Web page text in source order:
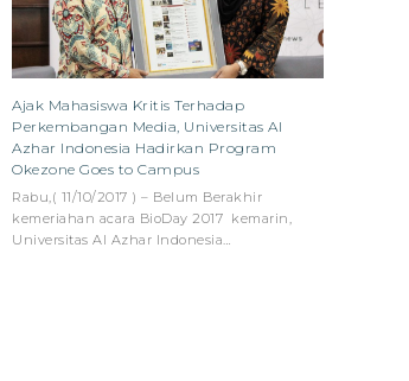
Ajak Mahasiswa Kritis Terhadap
Perkembangan Media, Universitas Al
Azhar Indonesia Hadirkan Program
Okezone Goes to Campus
Rabu,( 11/10/2017 ) – Belum Berakhir
kemeriahan acara BioDay 2017 kemarin,
Universitas Al Azhar Indonesia…